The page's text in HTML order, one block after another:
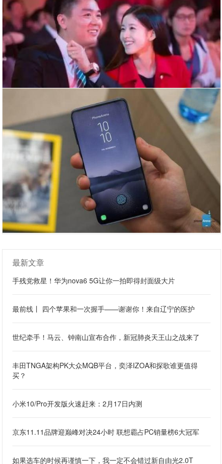
最新文章
手残党救星！华为nova6 5G让你一拍即得封面级大片
最前线丨 四个苹果和一次握手——谢谢你！来自辽宁的医护
世纪牵手！马云、钟南山宣布合作，新冠肺炎天王山之战来了
丰田TNGA架构PK大众MQB平台，奕泽IZOA和探歌谁更值得
买？
小米10/Pro开发版火速赶来：2月17日内测
京东11.11品牌迎巅峰对决24小时 联想霸占PC销量榜6大冠军
如果选车的时候再谨慎一下，我一定不会错过新自由光2.0T